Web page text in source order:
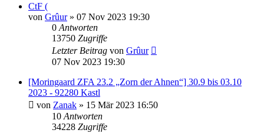
CtF (
von Grûur» 07 Nov 2023 19:30
0 Antworten
13750 Zugriffe
Letzter Beitrag von Grûur
07 Nov 2023 19:30
[Moringaard ZFA 23.2 „Zorn der Ahnen“] 30.9 bis 03.10
2023 - 92280 Kastl
von Zanak » 15 Mär 2023 16:50
10 Antworten
34228 Zugriffe